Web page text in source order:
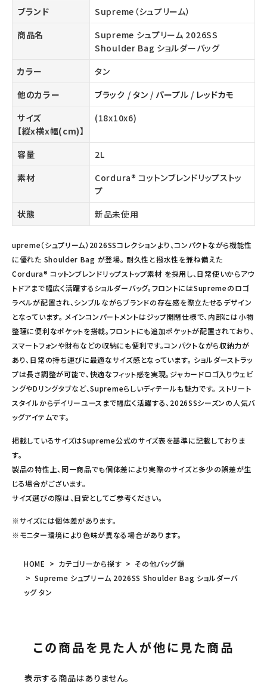
ブランド
Supreme（シュプリーム）
商品名
Supreme シュプリーム 2026SS
Shoulder Bag ショルダーバッグ
カラー
タン
他のカラー
ブラック / タン /パープル / レッドカモ
サイズ
【縦x横x幅(cm)】
(18x10x6)
容量
2L
素材
Cordura® コットンブレンドリップストッ
プ
状態
新品未使用
upreme（シュプリーム）2026SSコレクションより、コンパクトながら機能性
に優れた Shoulder Bag が登場。 耐久性と撥水性を兼ね備えた
Cordura® コットンブレンドリップストップ素材 を採用し、日常使いからアウ
トドアまで幅広く活躍するショルダーバッグ。フロントにはSupremeのロゴ
ラベルが配置され、シンプルながらブランドの存在感を際立たせるデザイン
となっています。 メインコンパートメントはジップ開閉仕様で、内部には小物
整理に便利なポケットを搭載。フロントにも追加ポケットが配置されており、
スマートフォンや財布などの収納にも便利です。コンパクトながら収納力が
あり、日常の持ち運びに最適なサイズ感となっています。 ショルダーストラッ
プは長さ調整が可能で、快適なフィット感を実現。ジャカードロゴ入りウェビ
ングやDリングタブなど、Supremeらしいディテールも魅力です。 ストリート
スタイルからデイリーユースまで幅広く活躍する、2026SSシーズンの人気バ
ッグアイテムです。
掲載しているサイズはSupreme公式のサイズ表を基準に記載しておりま
す。
製品の特性上、同一商品でも個体差により実際のサイズと多少の誤差が生
じる場合がございます。
サイズ選びの際は、目安としてご参考ください。
※サイズには個体差があります。
※モニター環境により色味が異なる場合があります。
HOME カテゴリーから探す
その他バッグ類
Supreme シュプリーム 2026SS Shoulder Bag ショルダーバ
ッグ タン
この商品を見た人が他に見た商品
表示する商品はありません。